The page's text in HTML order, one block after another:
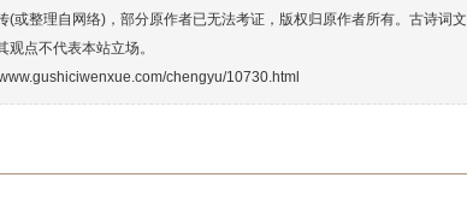
(或整理自网络)，部分原作者已无法考证，版权归原作者所有。古诗词文
点不代表本站立场。
chengyu/10730.html